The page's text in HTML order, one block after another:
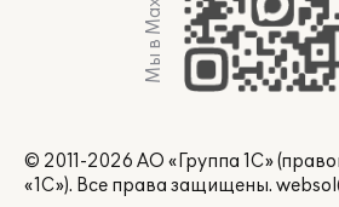
Мы в Max
© 2011-2026 АО «Группа 1С»
«1С»). Все права защищены.